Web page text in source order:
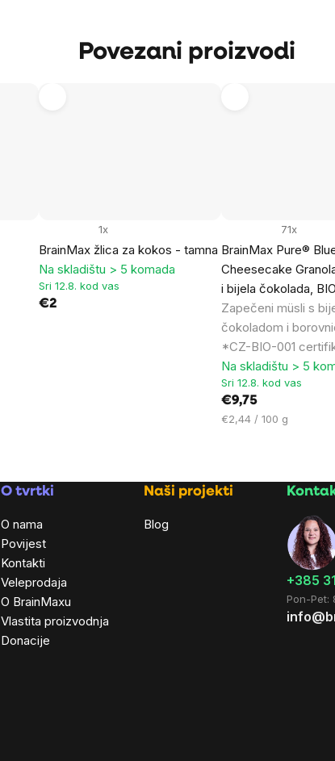
Povezani proizvodi
BrainMax žlica za kokos - tamna
1x
Na skladištu > 5 komada
Sri 12.8. kod vas
€2
BrainMax Pure®
Cheesecake
i bijela čokolada,
Zapečeni müsli s
čokoladom i
*CZ-BIO-001
71x
Na skladištu > 5
Sri 12.8. kod vas
€9,75
Cijena
€2,44 / 100 g
O tvrtki
O nama
Povijest
Kontakti
Veleprodaja
O BrainMaxu
Vlastita proizvodnja
Donacije
Naši projekti
Blog
+385
Pon-Pet: